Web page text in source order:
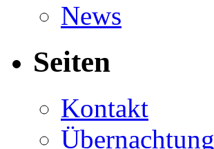
News
Seiten
Kontakt
Übernachtung